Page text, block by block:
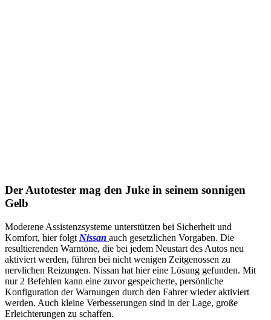
Der Autotester mag den Juke in seinem sonnigen
Gelb
Moderene Assistenzsysteme unterstützen bei Sicherheit und
Komfort, hier folgt Nissan auch gesetzlichen Vorgaben. Die
resultierenden Warntöne, die bei jedem Neustart des Autos neu
aktiviert werden, führen bei nicht wenigen Zeitgenossen zu
nervlichen Reizungen. Nissan hat hier eine Lösung gefunden. Mit
nur 2 Befehlen kann eine zuvor gespeicherte, persönliche
Konfiguration der Warnungen durch den Fahrer wieder aktiviert
werden. Auch kleine Verbesserungen sind in der Lage, große
Erleichterungen zu schaffen.